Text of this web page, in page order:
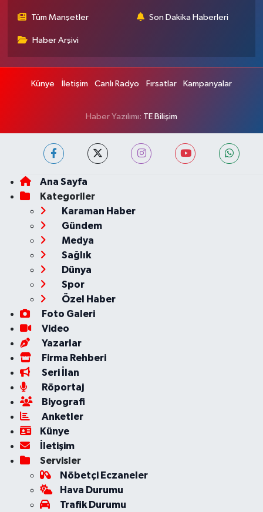
Tüm Manşetler Son Dakika Haberleri
Haber Arşivi
Künye İletişim Canlı Radyo Fırsatlar Kampanyalar
Haber Yazılımı: TE Bilişim
Ana Sayfa
Kategoriler
Karaman Haber
Gündem
Medya
Sağlık
Dünya
Spor
Özel Haber
Foto Galeri
Video
Yazarlar
Firma Rehberi
Seri İlan
Röportaj
Biyografi
Anketler
Künye
İletişim
Servisler
Nöbetçi Eczaneler
Hava Durumu
Trafik Durumu